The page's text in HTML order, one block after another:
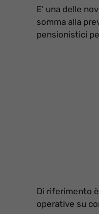
E’ una delle
somma alla
pensionistici
Di riferimento
operative su